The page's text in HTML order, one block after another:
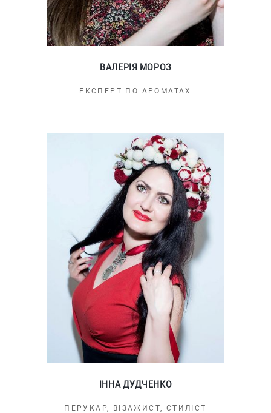
ВАЛЕРІЯ МОРОЗ
ЕКСПЕРТ ПО АРОМАТАХ
ІННА ДУДЧЕНКО
ПЕРУКАР, ВІЗАЖИСТ, СТИЛІСТ